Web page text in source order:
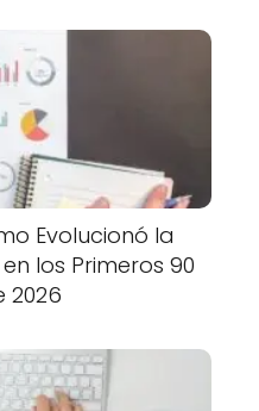
Evolucionó la
los Primeros 90
2026